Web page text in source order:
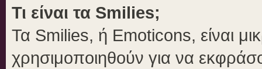
Τι είναι τα Smilies;
Τα Smilies, ή Emoticons, είναι
χρησιμοποιηθούν για να